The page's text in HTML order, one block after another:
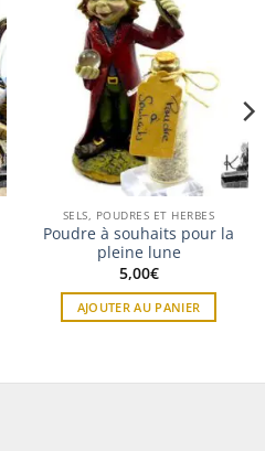
SELS, POUDRES ET HERBES
Poudre à souhaits pour la
pleine lune
5,00€
AJOUTER AU PANIER